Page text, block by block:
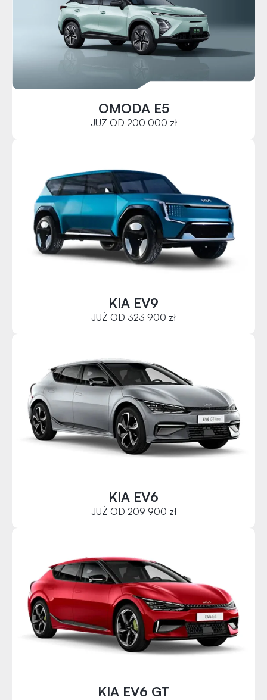
OMODA E5
JUŻ OD 200 000 zł
KIA EV9
JUŻ OD 323 900 zł
KIA EV6
JUŻ OD 209 900 zł
KIA EV6 GT